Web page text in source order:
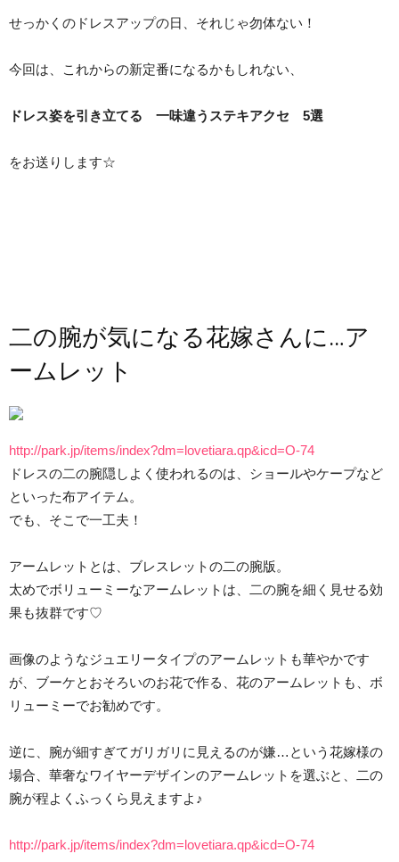
せっかくのドレスアップの日、それじゃ勿体ない！
今回は、これからの新定番になるかもしれない、
ドレス姿を引き立てる 一味違うステキアクセ 5選
をお送りします☆
二の腕が気になる花嫁さんに…ア
ームレット
http://park.jp/items/index?dm=lovetiara.qp&icd=O-74
ドレスの二の腕隠しよく使われるのは、ショールやケープなど
といった布アイテム。
でも、そこで一工夫！
アームレットとは、ブレスレットの二の腕版。
太めでボリューミーなアームレットは、二の腕を細く見せる効
果も抜群です♡
画像のようなジュエリータイプのアームレットも華やかです
が、ブーケとおそろいのお花で作る、花のアームレットも、ボ
リューミーでお勧めです。
逆に、腕が細すぎてガリガリに見えるのが嫌…という花嫁様の
場合、華奢なワイヤーデザインのアームレットを選ぶと、二の
腕が程よくふっくら見えますよ♪
http://park.jp/items/index?dm=lovetiara.qp&icd=O-74